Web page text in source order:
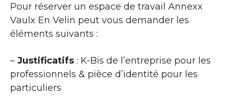
Pour réserver un espace de travail Annexx
Vaulx En Velin peut vous demander les
éléments suivants :
– Justificatifs : K-Bis de l’entreprise pour les
professionnels & pièce d’identité pour les
particuliers